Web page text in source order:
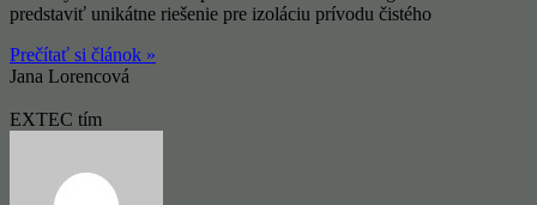
predstaviť unikátne riešenie pre izoláciu prívodu čistého
Prečítať si článok »
Jana Lorencová
EXTEC tím